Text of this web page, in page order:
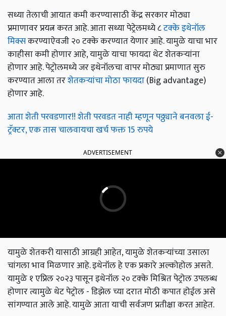
सध्या तेलाची आयात कमी करण्यासाठी केंद्र सरकार मोठ्या
प्रमाणावर प्रयत्न करत आहे. आता सध्या पेट्रेलमध्ये ८टक्के इथेनॉल
मिक्सकरण्याऐवजी २० टक्के करण्यात येणार आहे. यामुळे याचा भार
काहीसा कमी होणार आहे, यामुळे याचा फायदा थेट शेतकऱ्यांना
होणार आहे. पेट्रोलमध्ये जर इथेनॉलचा वापर मोठ्या प्रमाणात सुरु
करण्यात आला तरशेतकऱ्यांचा मोठा फायदा(Big advantage)
होणार आहे.
आता शेती परवडणार!! शेती परवडत नाही म्हणून पठ्ठ्याने बनवला ई-
ट्रॅक्टर, एक तास चालवायचा खर्च फक्त 15 रुपये
ADVERTISEMENT
यामुळे शेतकरी यासाठी आग्रही आहेत, यामुळे शेतकऱ्यांच्या उसाला
चांगला भाव मिळणार आहे. इथेनॉल हे एक प्रकारे अल्कोहोल असते.
यामुळे १ एप्रिल २०२३ पासून इथेनॉल २० टक्के मिश्रित पेट्रोल उपलब्ध
होणार त्यामुळे थेट पेट्रोल - डिझेल च्या दरात मोठी कपात होईल असे
सांगण्यात आले आहे. यामुळे आता याची सर्वजण प्रतीक्षा करत आहेत.